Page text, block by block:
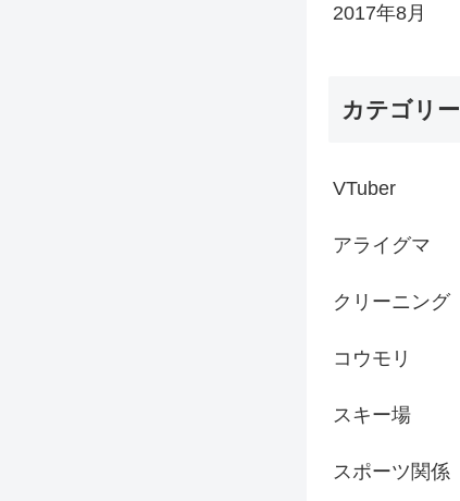
2017年8月
カテゴリー
VTuber
アライグマ
クリーニング
コウモリ
スキー場
スポーツ関係